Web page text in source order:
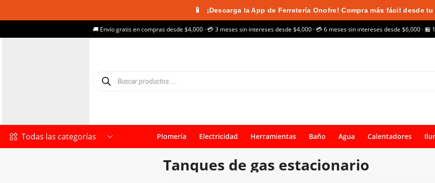
📱 ¡Descarga la App de Ferretería Onofre! Compra más fácil desde
🚚 Envío gratis en compras desde $4,000 · 💳 3 meses sin intereses desde $4,000 · 💳 6 meses sin intereses desde $6,000 ·
Todas las categorías Plomería Electricidad Herramientas Baño Agua Calentadores
Tanques de gas estacionario